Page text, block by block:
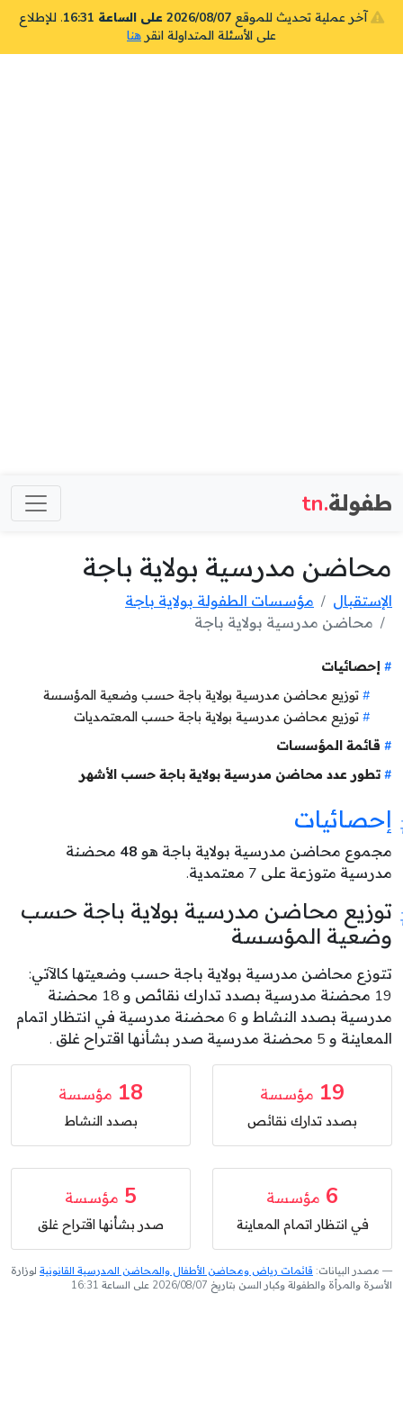
آخر عملية تحديث للموقع 2026/08/07 على الساعة 16:31
. للإطلاع
على الأسئلة المتداولة انقر هنا
طفولة.tn
محاضن مدرسية بولاية باجة
الإستقبال
مؤسسات الطفولة بولاية باجة
محاضن مدرسية بولاية باجة
إحصائيات
توزيع محاضن مدرسية بولاية باجة حسب وضعية المؤسسة
توزيع محاضن مدرسية بولاية باجة حسب المعتمديات
قائمة المؤسسات
تطور عدد محاضن مدرسية بولاية باجة حسب الأشهر
إحصائيات
مجموع محاضن مدرسية بولاية باجة هو 48 محضنة
مدرسية متوزعة على 7 معتمدية.
توزيع محاضن مدرسية بولاية باجة حسب
وضعية المؤسسة
تتوزع محاضن مدرسية بولاية باجة حسب وضعيتها كالآتي:
19 محضنة مدرسية بصدد تدارك نقائص و 18 محضنة
مدرسية بصدد النشاط و 6 محضنة مدرسية في انتظار اتمام
المعاينة و 5 محضنة مدرسية صدر بشأنها اقتراح غلق .
19 مؤسسة
بصدد تدارك نقائص
18 مؤسسة
بصدد النشاط
6 مؤسسة
في انتظار اتمام المعاينة
5 مؤسسة
صدر بشأنها اقتراح غلق
مصدر البيانات: قائمات رياض ومحاضن الأطفال والمحاضن المدرسية القانونية لوزارة
الأسرة والمرأة والطفولة وكبار السن بتاريخ 2026/08/07 على الساعة 16:31